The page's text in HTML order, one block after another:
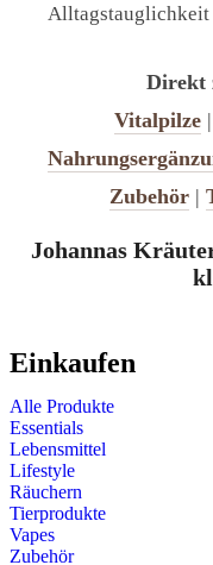
Alltagstauglichkeit
Direkt
Vitalpilze |
Zubehör|
Johannas
Einkaufen
Alle Produkte
Essentials
Lebensmittel
Lifestyle
Räuchern
Tierprodukte
Vapes
Zubehör